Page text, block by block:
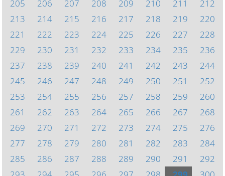
205
206 207 208 209 210 211
212
213
214 215 216 217 218 219
220
221
222 223 224 225 226 227
228
229
230 231 232 233 234 235
236
237
238 239 240 241 242 243
244
245
246 247 248 249 250 251
252
253
254 255 256 257 258 259
260
261
262 263 264 265 266 267
268
269
270 271 272 273 274 275
276
277
278 279 280 281 282 283
284
285
286 287 288 289 290 291
292